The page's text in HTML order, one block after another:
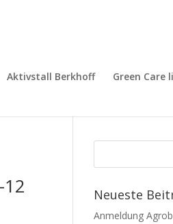
Aktivstall Berkhoff Green Care
Neueste
Anmeldung